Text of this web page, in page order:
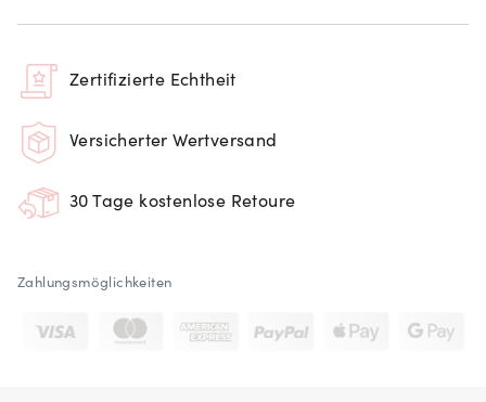
Zertifizierte Echtheit
Versicherter Wertversand
30 Tage kostenlose Retoure
Zahlungsmöglichkeiten